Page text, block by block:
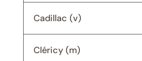
Cadillac (v)
Cléricy (m)